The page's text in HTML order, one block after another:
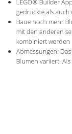
LEGO® Builder
gedruckte als
Baue noch mehr
mit den anderen
kombiniert werden
Abmessungen:
Blumen variiert.